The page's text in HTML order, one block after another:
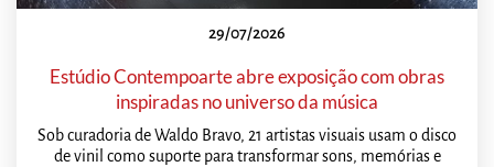
29/07/2026
Estúdio Contempoarte abre exposição com obras
inspiradas no universo da música
Sob curadoria de Waldo Bravo, 21 artistas visuais usam o disco
de vinil como suporte para transformar sons, memórias e